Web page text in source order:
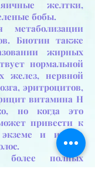
желтки,
бобы.
Биотин также
жирных
нормальной
желез, нервной
эритроцитов,
витамина Н
но когда это
привести к
и иногда
более полных
можно